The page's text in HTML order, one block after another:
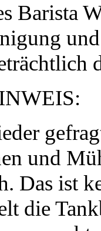
Barista
und
Das ist
die